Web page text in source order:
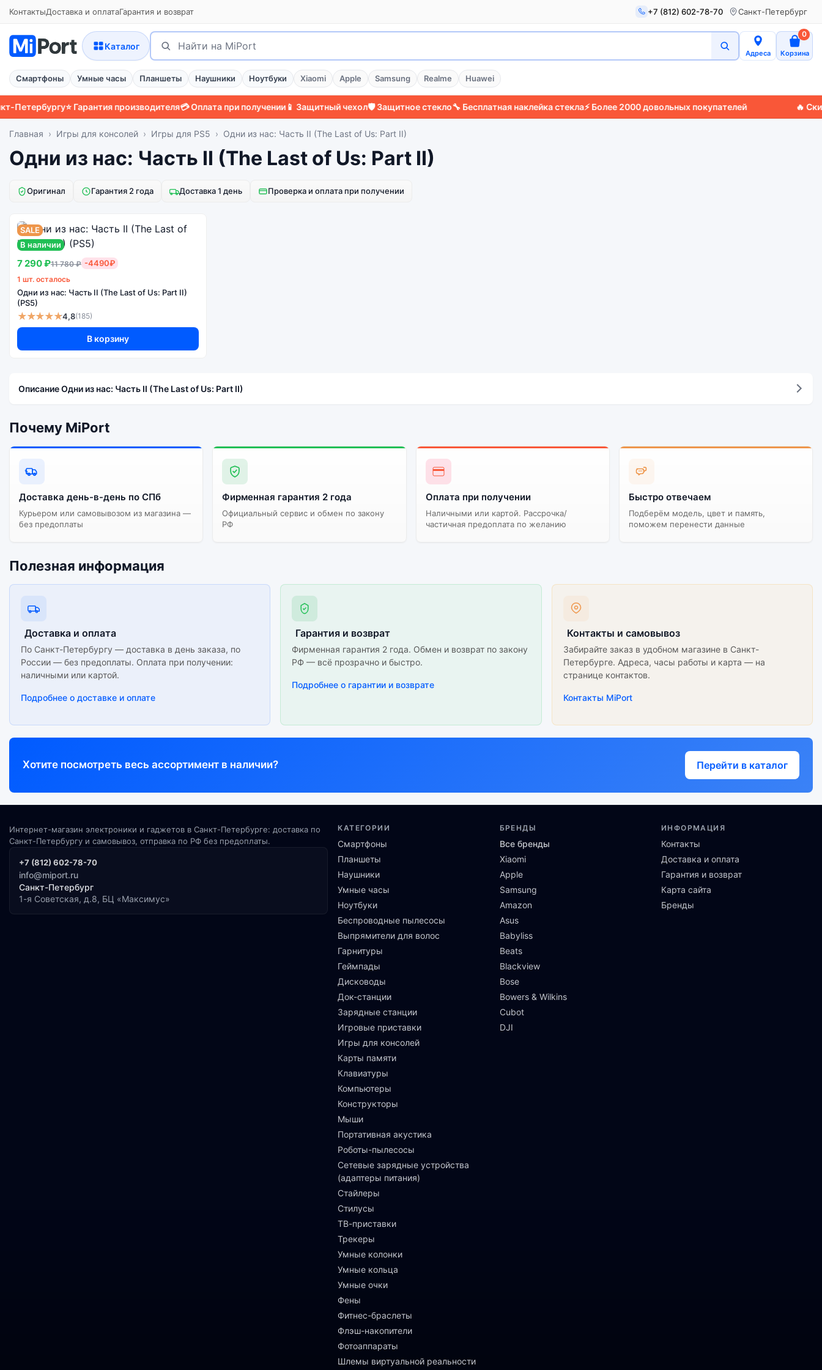
КонтактыДоставка и оплатаГарантия и возврат +7 (812) 602-78-70 Санкт-Петербург
Каталог
Поиск
Найти
Адреса Корзина
0
Смартфоны Умные часы Планшеты Наушники Ноутбуки Xiaomi Apple Samsung Realme Huawei
⭐ Гарантия производителя💳 Оплата при получении📱 Защитный чехол🛡️ Защитное стекло🔧 Бесплатная наклейка стекла⚡ Более 2000 довольных покупателей 🔥
Главная Игры для консолей Игры для PS5 Одни из нас: Часть II (The Last of Us: Part II)
Одни из нас: Часть II (The Last of Us: Part II)
Оригинал Гарантия 2 года Доставка 1 день Проверка и оплата при получении
SALE
В наличии
7 290 ₽11 780 ₽ -4490₽
1 шт. осталось
Одни из нас: Часть II (The Last of Us: Part II)
(PS5)
★★★★★4,8(185)
В корзину
Описание Одни из нас: Часть II (The Last of Us: Part II)
Почему MiPort
Доставка день-в-день по СПб
Курьером или самовывозом из магазина —
без предоплаты
Фирменная гарантия 2 года
Официальный сервис и обмен по закону
РФ
Оплата при получении
Наличными или картой. Рассрочка/
частичная предоплата по желанию
Быстро отвечаем
Подберём модель, цвет и память,
поможем перенести данные
Полезная информация
Доставка и оплата
По Санкт-Петербургу — доставка в день заказа, по
России — без предоплаты. Оплата при получении:
наличными или картой.
Подробнее о доставке и оплате
Гарантия и возврат
Фирменная гарантия 2 года. Обмен и возврат по закону
РФ — всё прозрачно и быстро.
Подробнее о гарантии и возврате
Контакты и самовывоз
Забирайте заказ в удобном магазине в Санкт-
Петербурге. Адреса, часы работы и карта — на
странице контактов.
Контакты MiPort
Хотите посмотреть весь ассортимент в наличии? Перейти в каталог
Интернет-магазин электроники и гаджетов в Санкт-Петербурге: доставка по
Санкт-Петербургу и самовывоз, отправка по РФ без предоплаты.
+7 (812) 602-78-70
info@miport.ru
Санкт-Петербург
1-я Советская, д.8, БЦ «Максимус»
КАТЕГОРИИ
Смартфоны
Планшеты
Наушники
Умные часы
Ноутбуки
Беспроводные пылесосы
Выпрямители для волос
Гарнитуры
Геймпады
Дисководы
Док-станции
Зарядные станции
Игровые приставки
Игры для консолей
Карты памяти
Клавиатуры
Компьютеры
Конструкторы
Мыши
Портативная акустика
Роботы-пылесосы
Сетевые зарядные устройства
(адаптеры питания)
Стайлеры
Стилусы
ТВ-приставки
Трекеры
Умные колонки
Умные кольца
Умные очки
Фены
Фитнес-браслеты
Флэш-накопители
Фотоаппараты
Шлемы виртуальной реальности
БРЕНДЫ
Все бренды
Xiaomi
Apple
Samsung
Amazon
Asus
Babyliss
Beats
Blackview
Bose
Bowers & Wilkins
Cubot
DJI
ИНФОРМАЦИЯ
Контакты
Доставка и оплата
Гарантия и возврат
Карта сайта
Бренды